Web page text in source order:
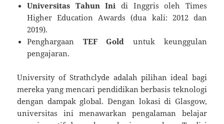
Universitas Tahun Ini di Inggris oleh Times
Higher Education Awards (dua kali: 2012 dan
2019).
Penghargaan TEF Gold untuk keunggulan
pengajaran.
University of Strathclyde adalah pilihan ideal bagi
mereka yang mencari pendidikan berbasis teknologi
dengan dampak global. Dengan lokasi di Glasgow,
universitas ini menawarkan pengalaman belajar